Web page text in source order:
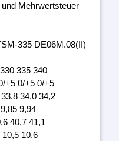
Mehrwertsteuer
335 DE06M.08(II)
335 340
+5 0/+5 0/+5
34,0 34,2
9,94
40,7 41,1
10,6